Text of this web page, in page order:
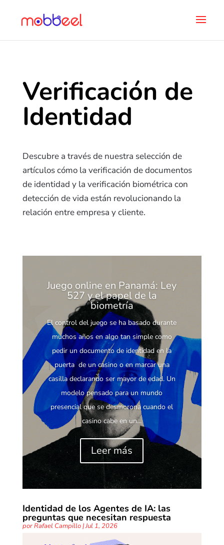
Verificación de
Identidad
Descubre a través de nuestra selección de
artículos cómo la verificación de documentos
de identidad y la verificación biométrica con
detección de vida están revolucionando la
relación entre empresa y cliente.
Juego online en Panamá: Ley
527 y el papel de la
biometría
El control del juego se ha basado durante
muchos años en algo tan simple como
pedir un documento de identidad en la
puerta de un casino o en marcar una
casilla declarando ser mayor de edad. Un
modelo pensado para un mundo
presencial que se desmorona cuando el
casino cabe en un...
Leer más
Identidad de los Agentes de IA: las
preguntas que necesitan respuesta
porRafael Campillo|Jul 1, 2026